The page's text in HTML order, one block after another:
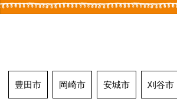
キ
豊田市 岡崎市 安城市 刈谷市